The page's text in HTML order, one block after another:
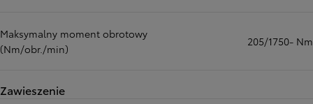
Maksymalny moment obrotowy
(Nm/obr./min)
205/1750- Nm
Zawieszenie